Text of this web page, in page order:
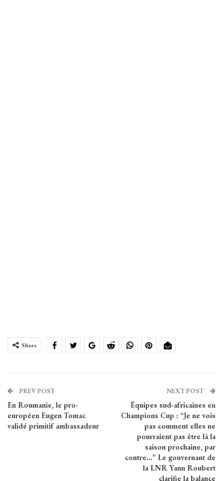
Share
PREV POST
En Roumanie, le pro-
européen Eugen Tomac
validé primitif ambassadeur
NEXT POST
Équipes sud-africaines en
Champions Cup : “Je ne vois
pas comment elles ne
pourraient pas être là la
saison prochaine, par
contre…” Le gouvernant de
la LNR Yann Roubert
clarifie la balance